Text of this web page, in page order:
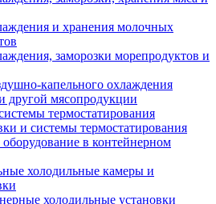
и хранения молочных
заморозки морепродуктов и
капельного охлаждения
другой мясопродукции
термостатирования
и системы термостатирования
в контейнерном
холодильные камеры и
холодильные установки